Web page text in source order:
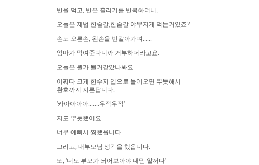
반을 먹고, 반은 흘리기를 반복하더니,
오늘은 제법 한숟갈,한숟갈 야무지게 먹는거있죠?
손도 오른손, 왼손을 번갈아가며......
엄마가 먹여준다니까 거부하더라고요.
오늘은 뭔가 될거같았나봐요.
어쩌다 크게 한수저 입으로 들어오면 뿌듯해서
환호까지 지른답니다.
'카아아아아.......우적우적'
저도 뿌듯했어요.
너무 예뻐서 찡했읍니다.
그리고, 내부모님 생각을 했읍니다.
또, '너도 부모가 되어보아야 내맘 알꺼다'